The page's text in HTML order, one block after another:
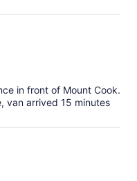
the tour driver is very
roads.
in front of Mount Cook.
van arrived 15 minutes